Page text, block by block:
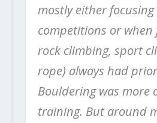
mostly either focusing
competitions or when
rock climbing, sport
rope) always had
Bouldering was more
training. But around